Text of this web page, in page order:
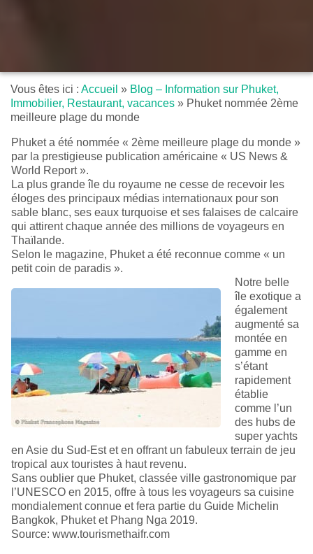
Vous êtes ici : Accueil » Blog – Information sur Phuket,
Immobilier, Restaurant, vacances » Phuket nommée 2ème
meilleure plage du monde
Phuket a été nommée « 2ème meilleure plage du monde »
par la prestigieuse publication américaine « US News &
World Report ».
La plus grande île du royaume ne cesse de recevoir les
éloges des principaux médias internationaux pour son
sable blanc, ses eaux turquoise et ses falaises de calcaire
qui attirent chaque année des millions de voyageurs en
Thaïlande.
Selon le magazine, Phuket a été reconnue comme « un
petit coin de paradis ».
Notre belle
île exotique a
également
augmenté sa
montée en
gamme en
s’étant
rapidement
établie
comme l’un
des hubs de
super yachts
en Asie du Sud-Est et en offrant un fabuleux terrain de jeu
tropical aux touristes à haut revenu.
Sans oublier que Phuket, classée ville gastronomique par
l’UNESCO en 2015, offre à tous les voyageurs sa cuisine
mondialement connue et fera partie du Guide Michelin
Bangkok, Phuket et Phang Nga 2019.
Source: www.tourismethaifr.com